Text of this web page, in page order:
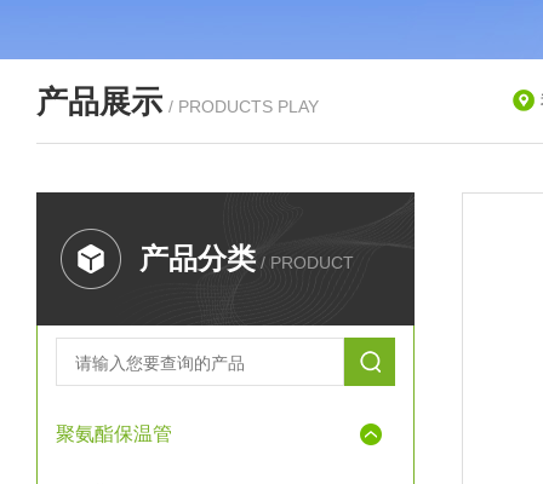
产品展示 / PRODUCTS PLAY
产品分类 / PRODUCT
聚氨酯保温管